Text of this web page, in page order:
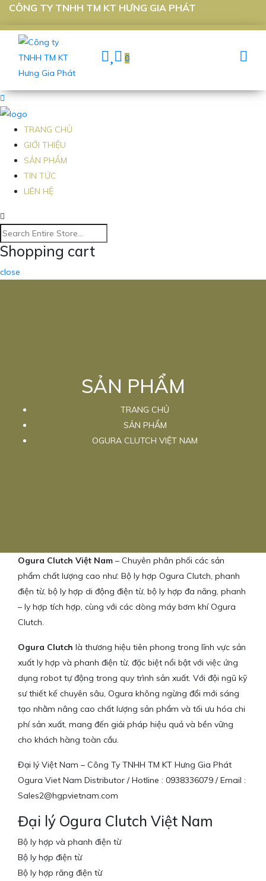
CÔNG TY TNHH TM KT HƯNG GIA PHÁT
0
TRANG CHỦ
GIỚI THIỆU
SẢN PHẨM
TIN TỨC
LIÊN HỆ
Shopping cart
close
SẢN PHẨM
TRANG CHỦ
SẢN PHẨM
OGURA CLUTCH VIỆT NAM
Ogura Clutch Việt Nam – Chuyên phân phối các sản
phẩm chất lượng cao như: Bộ ly hợp Ogura Clutch, phanh
điện từ, bộ ly hợp di động điện từ, bộ ly hợp đa năng, phanh
– ly hợp tích hợp, cùng với các dòng máy bơm khí Ogura
Clutch.
Ogura Clutch là thương hiệu tiên phong trong lĩnh vực sản
xuất ly hợp và phanh điện từ, đặc biệt nổi bật với việc ứng
dụng robot tự động trong quy trình sản xuất. Với đội ngũ kỹ
sư thiết kế chuyên sâu, Ogura không ngừng đổi mới sáng
tạo nhằm nâng cao chất lượng sản phẩm và tối ưu hóa chi
phí sản xuất, mang đến giải pháp hiệu quả và bền vững
cho khách hàng toàn cầu.
Đại lý Việt Nam – Công Ty TNHH TM KT Hưng Gia Phát
Ogura Viet Nam Distributor / Hotline : 0938336079 / Email :
Sales2@hgpvietnam.com
Đại lý Ogura Clutch Việt Nam
Bộ ly hợp và phanh điện từ
Bộ ly hợp điện từ
Bộ ly hợp răng điện từ